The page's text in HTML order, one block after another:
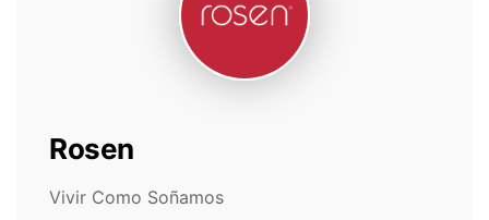
Rosen
Vivir Como Soñamos